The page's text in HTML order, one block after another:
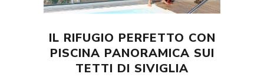
IL RIFUGIO PERFETTO CON
PISCINA PANORAMICA SUI
TETTI DI SIVIGLIA